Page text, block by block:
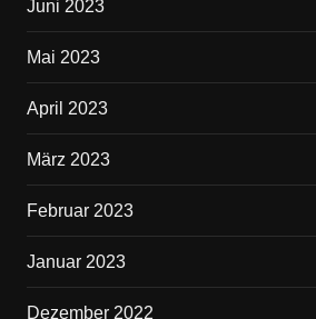
Juni 2023
Mai 2023
April 2023
März 2023
Februar 2023
Januar 2023
Dezember 2022